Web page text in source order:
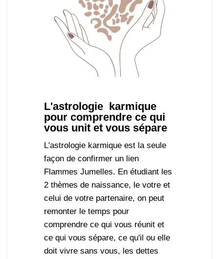
L'astrologie karmique
pour comprendre ce qui
vous unit et vous sépare
L'astrologie karmique est la seule
façon de confirmer un lien
Flammes Jumelles. En étudiant les
2 thèmes de naissance, le votre et
celui de votre partenaire, on peut
remonter le temps pour
comprendre ce qui vous réunit et
ce qui vous sépare, ce qu'il ou elle
doit vivre sans vous, les dettes